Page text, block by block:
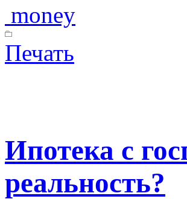
money
Печать
Ипотека с
реальность?